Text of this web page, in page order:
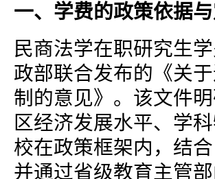
一、学费的政策依据
民商法学在职研究生
政部联合发布的《关
制的意见》。该文件
区经济发展水平、学
校在政策框架内，结
并通过省级教育主管